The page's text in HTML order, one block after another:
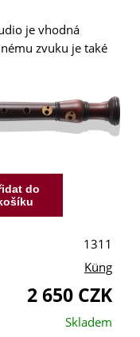
je vhodná
zvuku je také
1311
Küng
2 650 CZK
Skladem